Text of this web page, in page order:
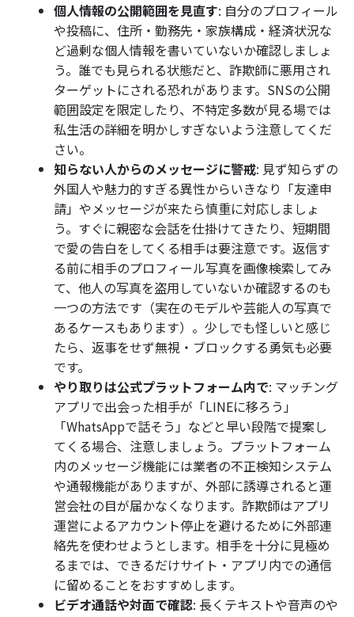
個人情報の公開範囲を見直す: 自分のプロフィール
や投稿に、住所・勤務先・家族構成・経済状況な
ど過剰な個人情報を書いていないか確認しましょ
う。誰でも見られる状態だと、詐欺師に悪用され
ターゲットにされる恐れがあります。SNSの公開
範囲設定を限定したり、不特定多数が見る場では
私生活の詳細を明かしすぎないよう注意してくだ
さい。
知らない人からのメッセージに警戒: 見ず知らずの
外国人や魅力的すぎる異性からいきなり「友達申
請」やメッセージが来たら慎重に対応しましょ
う。すぐに親密な会話を仕掛けてきたり、短期間
で愛の告白をしてくる相手は要注意です。返信す
る前に相手のプロフィール写真を画像検索してみ
て、他人の写真を盗用していないか確認するのも
一つの方法です（実在のモデルや芸能人の写真で
あるケースもあります）。少しでも怪しいと感じ
たら、返事をせず無視・ブロックする勇気も必要
です。
やり取りは公式プラットフォーム内で: マッチング
アプリで出会った相手が「LINEに移ろう」
「WhatsAppで話そう」などと早い段階で提案し
てくる場合、注意しましょう。プラットフォーム
内のメッセージ機能には業者の不正検知システム
や通報機能がありますが、外部に誘導されると運
営会社の目が届かなくなります。詐欺師はアプリ
運営によるアカウント停止を避けるために外部連
絡先を使わせようとします。相手を十分に見極め
るまでは、できるだけサイト・アプリ内での通信
に留めることをおすすめします。
ビデオ通話や対面で確認: 長くテキストや音声のや